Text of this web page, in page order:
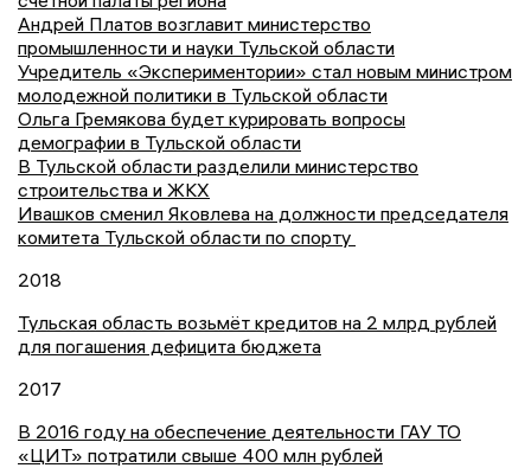
Андрей Платов возглавит министерство
промышленности и науки Тульской области
Учредитель «Экспериментории» стал новым министром
молодежной политики в Тульской области
Ольга Гремякова будет курировать вопросы
демографии в Тульской области
В Тульской области разделили министерство
строительства и ЖКХ
Ивашков сменил Яковлева на должности председателя
комитета Тульской области по спорту
2018
Тульская область возьмёт кредитов на 2 млрд рублей
для погашения дефицита бюджета
2017
В 2016 году на обеспечение деятельности ГАУ ТО
«ЦИТ» потратили свыше 400 млн рублей